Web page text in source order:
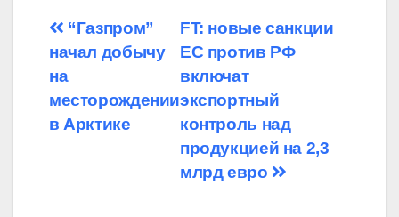
Навигация
по
записям
FT: новые санкции
ЕС против РФ
включат
экспортный
контроль над
продукцией на 2,3
млрд евро
“Газпром”
начал добычу
на
месторождении
в Арктике